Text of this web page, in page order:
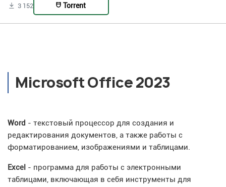
3 152 Torrent
Microsoft Office 2023
Word - текстовый процессор для создания и
редактирования документов, а также работы с
форматированием, изображениями и таблицами.
Excel - программа для работы с электронными
таблицами, включающая в себя инструменты для